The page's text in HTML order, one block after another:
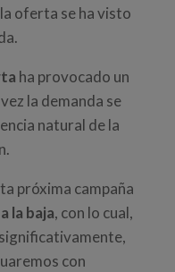
oferta se ha visto
ha provocado un
la demanda se
natural de la
próxima campaña
la baja, con lo cual,
con